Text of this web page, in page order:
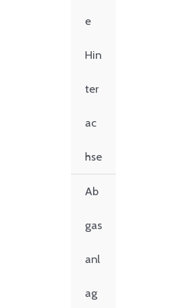
e
Hin
ter
ac
hse
Ab
gas
anl
ag